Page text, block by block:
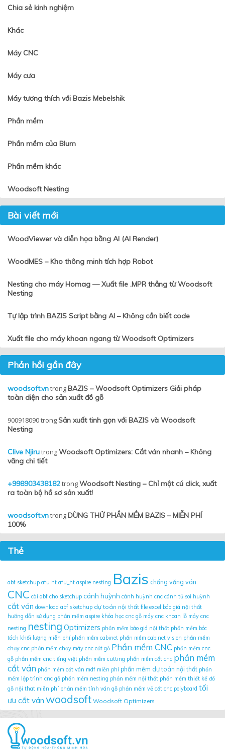
Chia sẻ kinh nghiệm
Khác
Máy CNC
Máy cưa
Máy tương thích với Bazis Mebelshik
Phần mềm
Phần mềm của Blum
Phần mềm khác
Woodsoft Nesting
Bài viết mới
WoodViewer và diễn họa bằng AI (AI Render)
WoodMES – Kho thông minh tích hợp Robot
Nesting cho máy Homag — Xuất file .MPR thẳng từ Woodsoft
Nesting
Tự lập trình BAZIS Script bằng AI – Không cần biết code
Xuất file cho máy khoan ngang từ Woodsoft Optimizers
Phản hồi gần đây
woodsoft.vntrongBAZIS – Woodsoft Optimizers Giải pháp
toàn diện cho sản xuất đồ gỗ
900918090trongSản xuất tinh gọn với BAZIS và Woodsoft
Nesting
Clive NjirutrongWoodsoft Optimizers: Cắt ván nhanh – Không
văng chi tiết
+998903438182trongWoodsoft Nesting – Chỉ một cú click, xuất
ra toàn bộ hồ sơ sản xuất!
woodsoft.vntrongDÙNG THỬ PHẦN MỀM BAZIS – MIỄN PHÍ
100%
Thẻ
abf sketchup afu ht afu_ht aspire nesting Bazis chống văng ván
CNC cài abf cho sketchup cánh huỳnh cánh huỳnh cnc cánh tủ soi huỳnh
cắt ván download abf sketchup dự toán nội thất file excel báo giá nội thất
hướng dẫn sử dụng phần mềm aspire khóa học cnc gỗ máy cnc khoan lỗ máy cnc
nesting nesting Optimizers phần mềm báo giá nội thất phần mềm bóc
tách khối lượng miễn phí phần mềm cabinet phần mềm cabinet vision phần mềm
chạy cnc phần mềm chạy máy cnc cắt gỗ Phần mềm CNC phần mềm cnc
gỗ phần mềm cnc tiếng việt phần mềm cutting phần mềm cắt cnc phần mềm
cắt ván phần mềm cắt ván mdf miễn phí phần mềm dự toán nội thất phần
mềm lập trình cnc gỗ phần mềm nesting phần mềm nội thất phần mềm thiết kế đồ
gỗ nội that miễn phí phần mềm tính ván gỗ phần mềm vẽ cắt cnc polyboard tối
ưu cắt ván woodsoft Woodsoft Optimizers